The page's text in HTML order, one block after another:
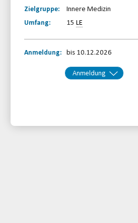
Zielgruppe:
Innere Medizin
Umfang:
15 LE
Anmeldung: bis 10.12.2026
Anmeldung